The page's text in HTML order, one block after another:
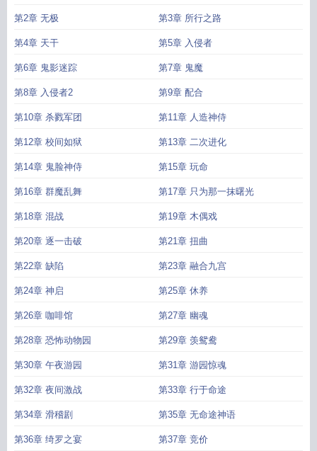
第2章 无极 第3章 所行之路
第4章 天干 第5章 入侵者
第6章 鬼影迷踪 第7章 鬼魔
第8章 入侵者2 第9章 配合
第10章 杀戮军团 第11章 人造神侍
第12章 校间如狱 第13章 二次进化
第14章 鬼脸神侍 第15章 玩命
第16章 群魔乱舞 第17章 只为那一抹曙光
第18章 混战 第19章 木偶戏
第20章 逐一击破 第21章 扭曲
第22章 缺陷 第23章 融合九宫
第24章 神启 第25章 休养
第26章 咖啡馆 第27章 幽魂
第28章 恐怖动物园 第29章 羡鸳鸯
第30章 午夜游园 第31章 游园惊魂
第32章 夜间激战 第33章 行于命途
第34章 滑稽剧 第35章 无命途神语
第36章 绮罗之宴 第37章 竞价